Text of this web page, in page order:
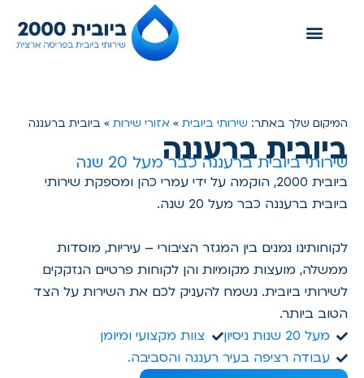
המיקום שלך באתר: שירותי ביובית » אזורי שירות » ביובית ברעננה
ביובית ברעננה
שירותי ביובית ברעננה כבר מעל 20 שנה
ביובית 2000, הוקמה על ידי עמרי כהן ומספקת שירותי
ביובית ברעננה כבר מעל 20 שנה.
לקוחותינו נמנים בין המגזר הציבורי – עיריות, מוסדות
ממשלה, מועצות מקומיות והן לקוחות פרטיים הנזקקים
לשירותי ביובית. נשמח להעניק לכם את השירות על הצד
הטוב ביותר.
מעל 20 שנות ניסיון
צוות מקצועי ומיומן
עבודה רציפה בעיר רעננה והסביבה.